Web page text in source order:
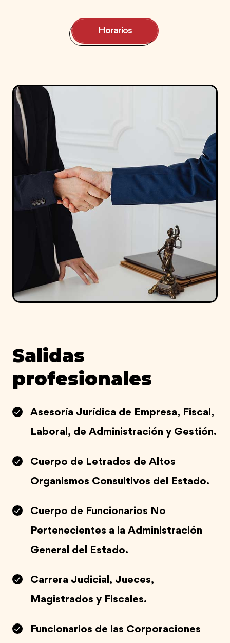
Horarios
Salidas
profesionales
Asesoría Jurídica de Empresa, Fiscal,
Laboral, de Administración y Gestión.
Cuerpo de Letrados de Altos
Organismos Consultivos del Estado.
Cuerpo de Funcionarios No
Pertenecientes a la Administración
General del Estado.
Carrera Judicial, Jueces,
Magistrados y Fiscales.
Funcionarios de las Corporaciones